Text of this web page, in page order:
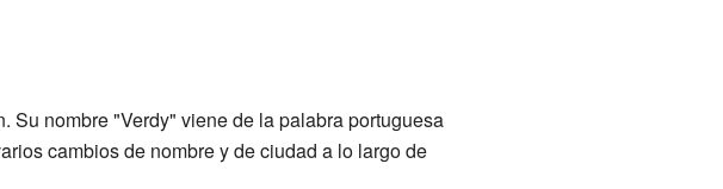
Su nombre "Verdy" viene de la palabra portuguesa
cambios de nombre y de ciudad a lo largo de